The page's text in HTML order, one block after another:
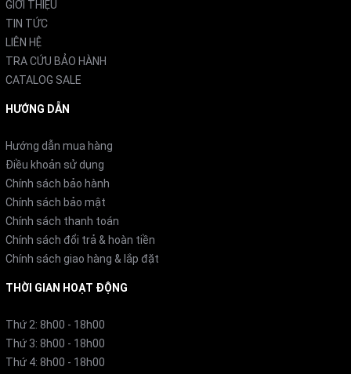
Bộ lọc công nghệ cao EUC2000
Gồm4 tầng lọc tiên tiến:
Lớp vải không dệt: loại bỏ cặn bẩn, tạp chất.
Sợi trao đổi ion: khử chì hòa tan.
hóa chất.
Màng sợi rỗng: lọc sạch vi khuẩn, vi sinh vật kích
GIỚI THIỆU
TIN TỨC
LIÊN HỆ
TRA CỨU BẢO HÀNH
CATALOG SALE
HƯỚNG DẪN
Hướng dẫn mua hàng
Điều khoản sử dụng
Chính sách bảo hành
Chính sách bảo mật
Chính sách thanh toán
Chính sách đổi trả & hoàn tiền
Chính sách giao hàng & lắp đặt
THỜI GIAN HOẠT ĐỘNG
Thứ 2: 8h00 - 18h00
Thứ 3: 8h00 - 18h00
Thứ 4: 8h00 - 18h00